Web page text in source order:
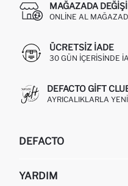
MAĞAZADA
ONLINE AL
ÜCRETSIZ IADE
30 GÜN IÇERISINDE
DEFACTO GIFT
AYRICALIKLARLA
DEFACTO
HAKKIMIZDA
YARDIM